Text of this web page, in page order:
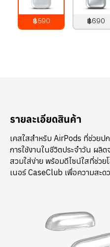
฿590
฿690
รายละเอียดสินค้า
เคสใสสำหรับ AirPods ที่ช่วยป
การใช้งานในชีวิตประจำวัน ผลิ
สวมใส่ง่าย พร้อมดีไซน์ใสที่ช่วย
เนอร์ CaseClub เพื่อความสะด